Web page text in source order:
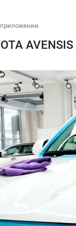
приложении.